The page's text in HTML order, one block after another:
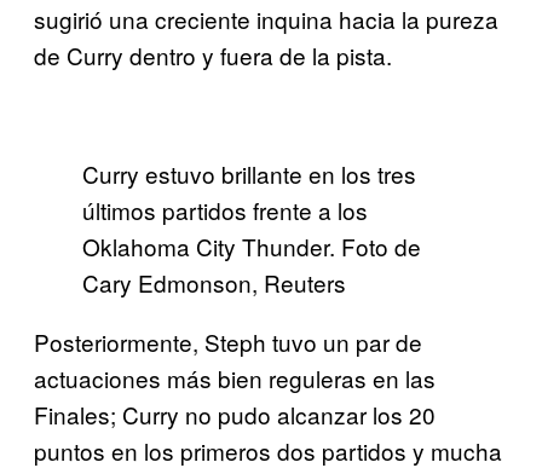
sugirió una creciente inquina hacia la pureza
de Curry dentro y fuera de la pista.
Curry estuvo brillante en los tres
últimos partidos frente a los
Oklahoma City Thunder. Foto de
Cary Edmonson, Reuters
Posteriormente, Steph tuvo un par de
actuaciones más bien reguleras en las
Finales; Curry no pudo alcanzar los 20
puntos en los primeros dos partidos y mucha